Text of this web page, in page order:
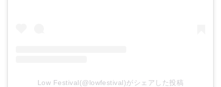
Low Festival(@lowfestival)がシェアした投稿